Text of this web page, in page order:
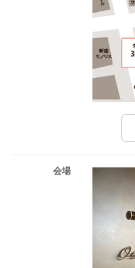
会場